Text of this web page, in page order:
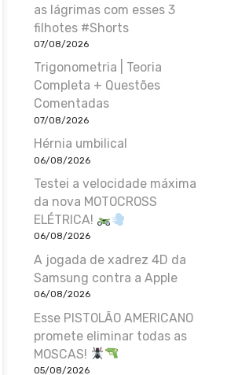
as lágrimas com esses 3
filhotes #Shorts
07/08/2026
Trigonometria | Teoria
Completa + Questões
Comentadas
07/08/2026
Hérnia umbilical
06/08/2026
Testei a velocidade máxima
da nova MOTOCROSS
ELÉTRICA!
06/08/2026
A jogada de xadrez 4D da
Samsung contra a Apple
06/08/2026
Esse PISTOLÃO AMERICANO
promete eliminar todas as
MOSCAS!
05/08/2026